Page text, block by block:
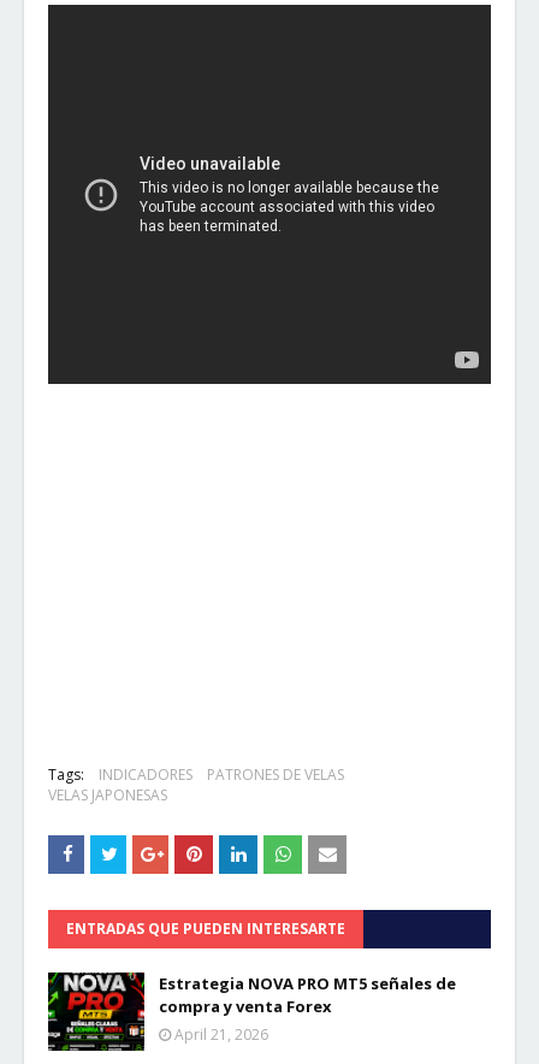
Tags: INDICADORES
PATRONES DE VELAS
VELAS JAPONESAS
ENTRADAS QUE PUEDEN INTERESARTE
Estrategia NOVA PRO MT5 señales de
compra y venta Forex
April 21, 2026